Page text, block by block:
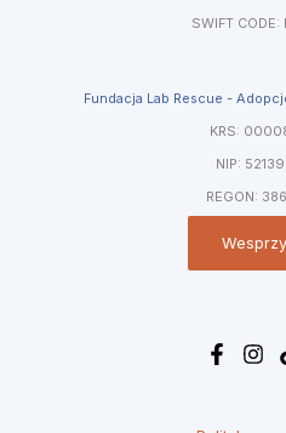
SWIFT CODE:
Fundacja Lab Rescue -
KRS:
NIP:
REGON: